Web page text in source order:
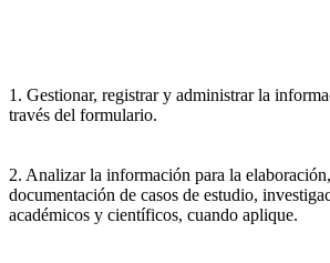
1. Gestionar, registrar y administrar la
través del formulario.
2. Analizar la información para la
documentación de casos de estudio,
académicos y científicos, cuando aplique.